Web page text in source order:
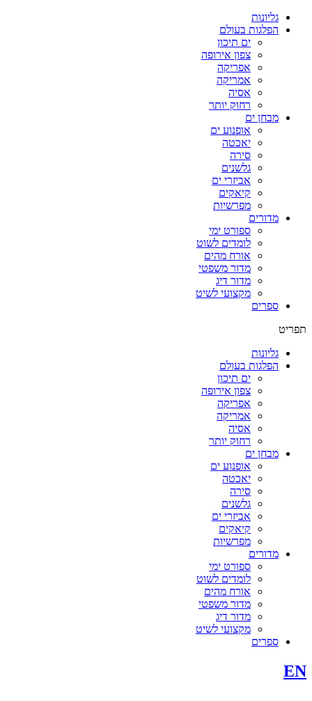
גליונות
הפלגות בעולם
ים תיכון
צפון אירופה
אפריקה
אמריקה
אסיה
רחוק יותר
מבחן ים
אופנוע ים
יאכטה
סירה
גלשנים
אביזרי ים
קיאקים
מפרשיות
מדורים
ספורט ימי
לומדים לשוט
אורח מהים
מדור משפטי
מדור דיג
מקצועי לשיט
ספרים
תפריט
גליונות
הפלגות בעולם
ים תיכון
צפון אירופה
אפריקה
אמריקה
אסיה
רחוק יותר
מבחן ים
אופנוע ים
יאכטה
סירה
גלשנים
אביזרי ים
קיאקים
מפרשיות
מדורים
ספורט ימי
לומדים לשוט
אורח מהים
מדור משפטי
מדור דיג
מקצועי לשיט
ספרים
EN